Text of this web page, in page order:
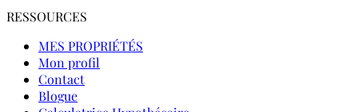
RESSOURCES
MES PROPRIÉTÉS
Mon profil
Contact
Blogue